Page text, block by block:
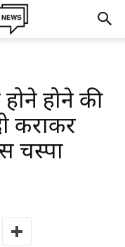
होने की
कराकर
चस्पा